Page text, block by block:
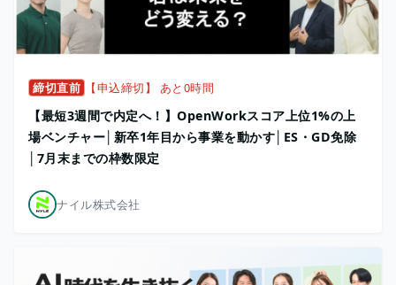
締切直前 【申込締切】 あと0時間
【最短3週間で内定へ！】OpenWorkスコア上位1%の上
場ベンチャー│新卒1年目から事業を動かす│ES・GD免除
│7月末までの枠数限定
ナイル株式会社